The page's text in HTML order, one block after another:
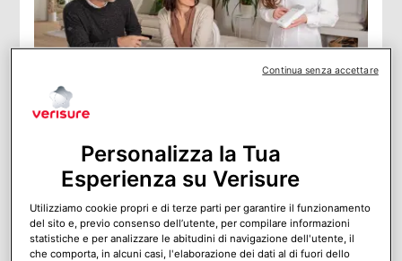
Trova il sistema di allarme innovativo che fa al
Come scegliere un sistema di allarme all’avanguardia,
affidabile e sicuro? Scopri con noi le caratteristiche dei
migliori sistemi antifurto in commercio e trova la
soluzione più adatta a proteggere la tua casa.
Personalizza la Tua
Esperienza su Verisure
Utilizziamo cookie propri e di terze parti per garantire il funzionamento
del sito e, previo consenso dell’utente, per compilare informazioni
statistiche e per analizzare le abitudini di navigazione dell'utente, il
che comporta, in alcuni casi, l'elaborazione dei dati al di fuori dello
Continua senza accettare